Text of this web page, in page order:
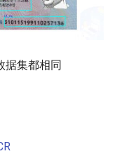
据集都相同